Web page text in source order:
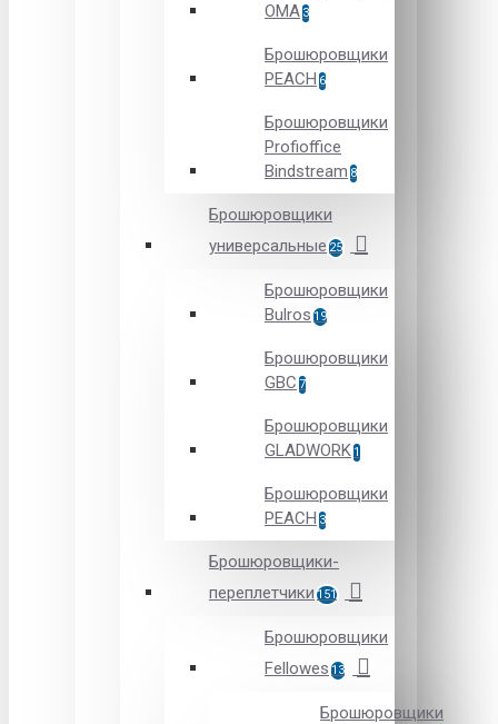
OMA 3
Брошюровщики
PEACH 6
Брошюровщики
Profioffice
Bindstream 8
Брошюровщики
универсальные 25
Брошюровщики
Bulros 19
Брошюровщики
GBC 7
Брошюровщики
GLADWORK 1
Брошюровщики
PEACH 3
Брошюровщики-
переплетчики 151
Брошюровщики
Fellowes 13
Брошюровщики